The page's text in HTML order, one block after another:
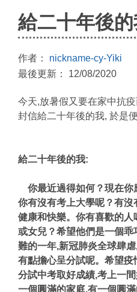
給二十年後
作者： nickname-cy-Yiki
最後更新： 12/08/2020
今天,放暑假又要在家中抗
封信給二十年後的我, 於是
給二十年後的我:
你最近過得如何？現在你
你有沒有考上大學呢？有
健康和快樂。你有喜歡的
或女兒？希望他們是一個乖
難的一年,新冠肺炎全球肆
有點擔心呈分試呢。希望
分試中考取好成績,考上一
一個圓滿的家庭,有一個圓滿